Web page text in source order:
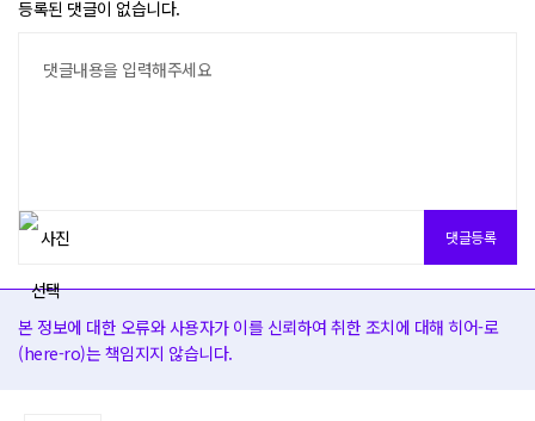
등록된 댓글이 없습니다.
댓글내용을 입력해주세요
댓글등록
본 정보에 대한 오류와 사용자가 이를 신뢰하여 취한 조치에 대해 히어-로
(here-ro)는 책임지지 않습니다.